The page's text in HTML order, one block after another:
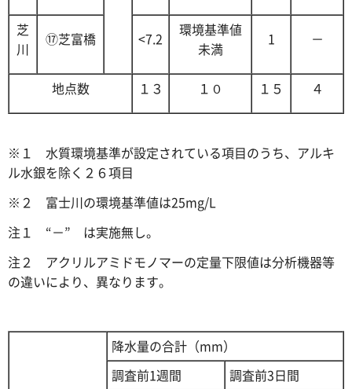
芝
川
⑰芝富橋 <7.2
環境基準値
未満
1 －
地点数 １３ １０ １５ ４
※１ 水質環境基準が設定されている項目のうち、アルキ
ル水銀を除く２６項目
※２ 富士川の環境基準値は25mg/L
注１ “－” は実施無し。
注２ アクリルアミドモノマーの定量下限値は分析機器等
の違いにより、異なります。
降水量の合計（mm）
調査前1週間
調査前3日間